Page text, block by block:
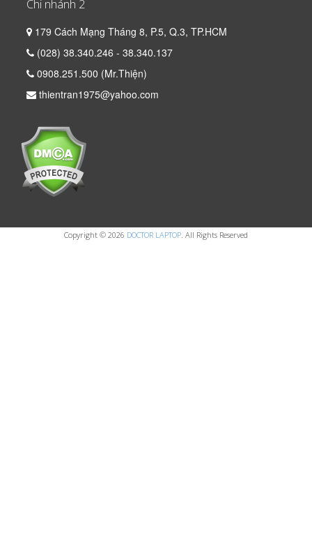
Chi nhánh 2
179 Cách Mạng Tháng 8, P.5, Q.3, TP.HCM
(028) 38.340.246 - 38.340.137
0908.251.500 (Mr.Thiện)
thientran1975@yahoo.com
Copyright © 2026 DOCTOR LAPTOP . All Rights Reserved